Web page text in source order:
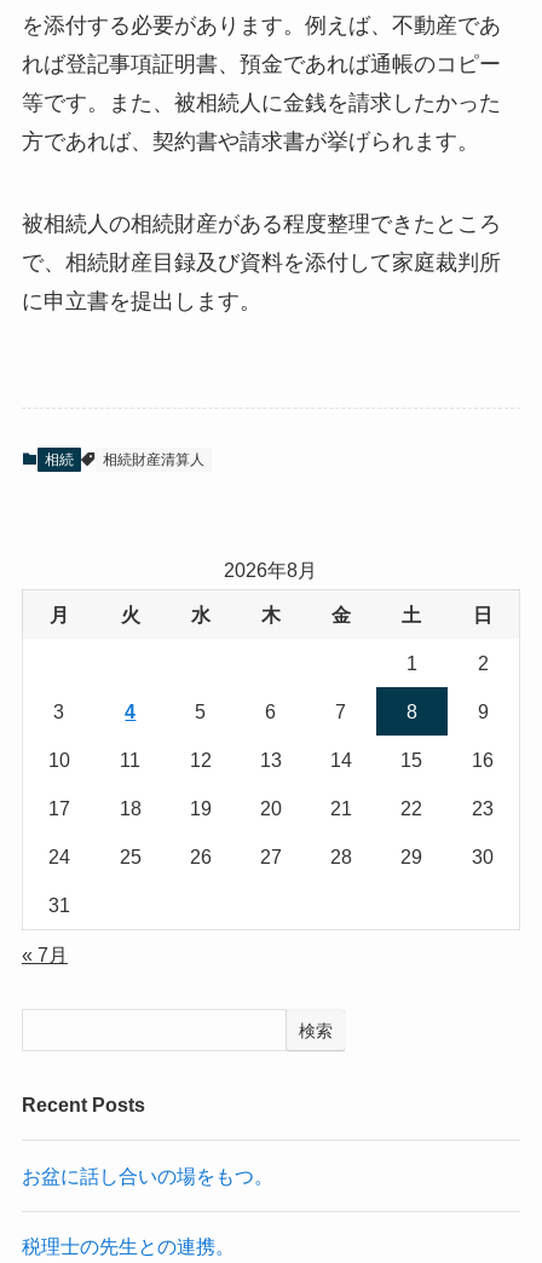
を添付する必要があります。例えば、不動産であ
れば登記事項証明書、預金であれば通帳のコピー
等です。また、被相続人に金銭を請求したかった
方であれば、契約書や請求書が挙げられます。
被相続人の相続財産がある程度整理できたところ
で、相続財産目録及び資料を添付して家庭裁判所
に申立書を提出します。
相続 相続財産清算人
2026年8月
月 火 水 木 金 土 日
1 2
3 4 5 6 7 8 9
10 11 12 13 14 15 16
17 18 19 20 21 22 23
24 25 26 27 28 29 30
31
« 7月
検索
Recent Posts
お盆に話し合いの場をもつ。
税理士の先生との連携。